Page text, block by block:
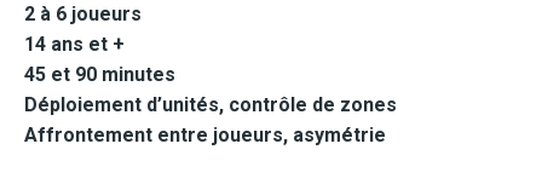
2 à 6 joueurs
14 ans et +
45 et 90 minutes
Déploiement d’unités, contrôle de zones
Affrontement entre joueurs, asymétrie